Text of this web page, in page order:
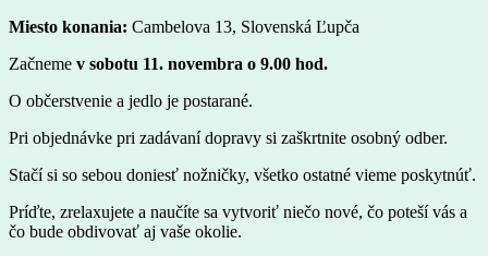
Miesto konania: Cambelova 13, Slovenská Ľupča
Začneme v sobotu 11. novembra o 9.00 hod.
O občerstvenie a jedlo je postarané.
Pri objednávke pri zadávaní dopravy si zaškrtnite osobný odber.
Stačí si so sebou doniesť nožničky, všetko ostatné vieme poskytnúť.
Príďte, zrelaxujete a naučíte sa vytvoriť niečo nové, čo poteší vás a
čo bude obdivovať aj vaše okolie.